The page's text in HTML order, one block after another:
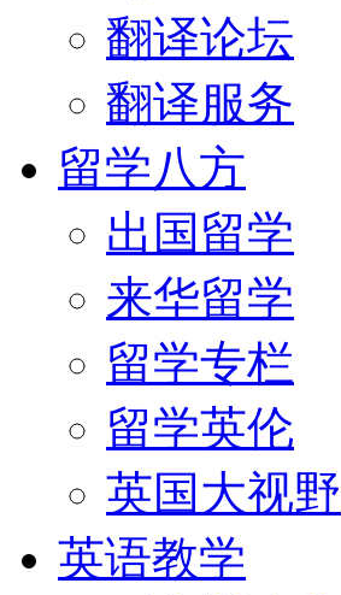
翻译论坛
翻译服务
留学八方
出国留学
来华留学
留学专栏
留学英伦
英国大视野
英语教学